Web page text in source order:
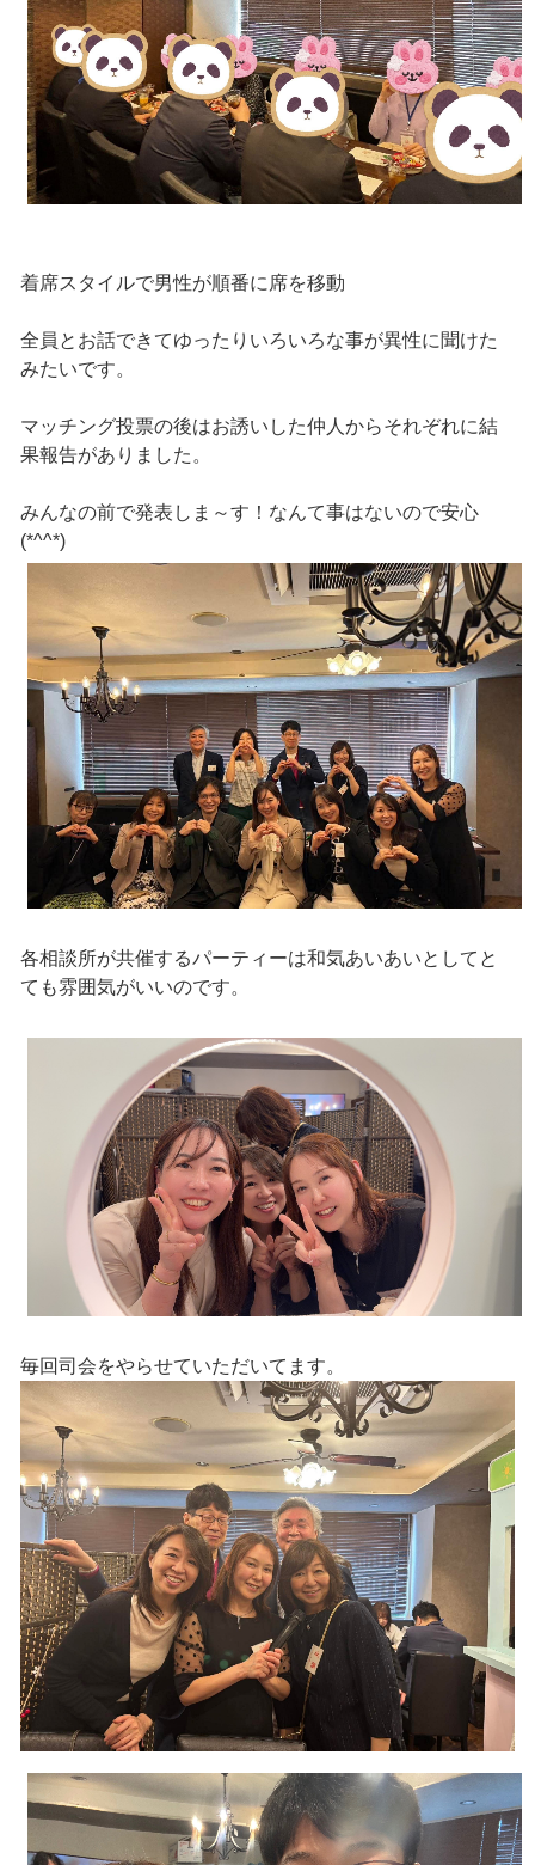
着席スタイルで男性が順番に席を移動
全員とお話できてゆったりいろいろな事が異性に聞けた
みたいです。
マッチング投票の後はお誘いした仲人からそれぞれに結
果報告がありました。
みんなの前で発表しま～す！なんて事はないので安心
(*^^*)
各相談所が共催するパーティーは和気あいあいとしてと
ても雰囲気がいいのです。
毎回司会をやらせていただいてます。